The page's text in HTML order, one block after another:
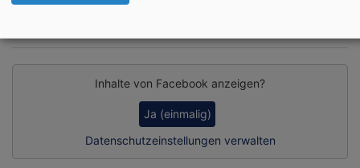
Inhalte von Facebook anzeigen?
Ja (einmalig)
Datenschutzeinstellungen verwalten